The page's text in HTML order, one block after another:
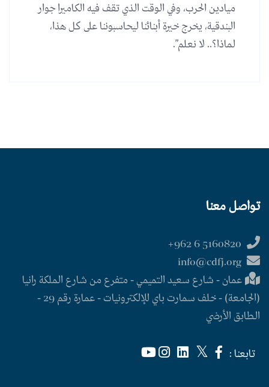
ميادين الحرب، وفي الوقت الذي تقف فيه الكاميرا جوار
البندقية، يخرج خيرة أبنائنا ليحاسبوننا على كل هذا،
لماذا؟.. لا نعلم”.
تواصل معنا
عمان - شارع سعيد التميمي - متفرع من شارع الملكة رانيا
(الجامعة) - خلف سمارت باي للإلكترونيات - عمارة رقم 29 -
الطابق الأرضي
تابعنا :